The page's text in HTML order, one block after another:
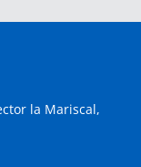
la Mariscal,